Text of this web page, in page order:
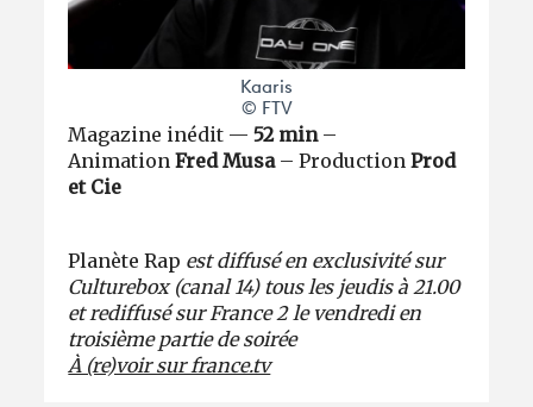
Kaaris
© FTV
Magazine inédit —52 min–
AnimationFred Musa – ProductionProd
et Cie
Planète Rap est diffusé en exclusivité sur
Culturebox (canal 14) tous les jeudis à 21.00
et rediffusé sur France 2 le vendredi en
troisième partie de soirée
À (re)voir sur france.tv